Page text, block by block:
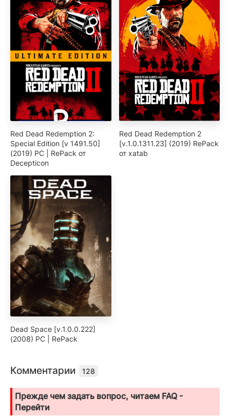
Red Dead Redemption 2:
Special Edition [v 1491.50]
(2019) PC | RePack от
Decepticon
Red Dead Redemption 2
[v.1.0.1311.23] (2019) RePack
от xatab
Dead Space [v.1.0.0.222]
(2008) PC | RePack
Комментарии 128
Прежде чем задать вопрос, читаем FAQ -
Перейти